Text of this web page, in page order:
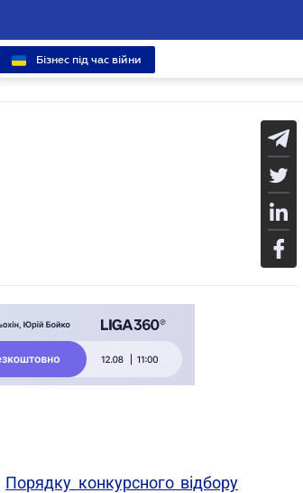
Бізнес під час війни
Порядку конкурсного відбору